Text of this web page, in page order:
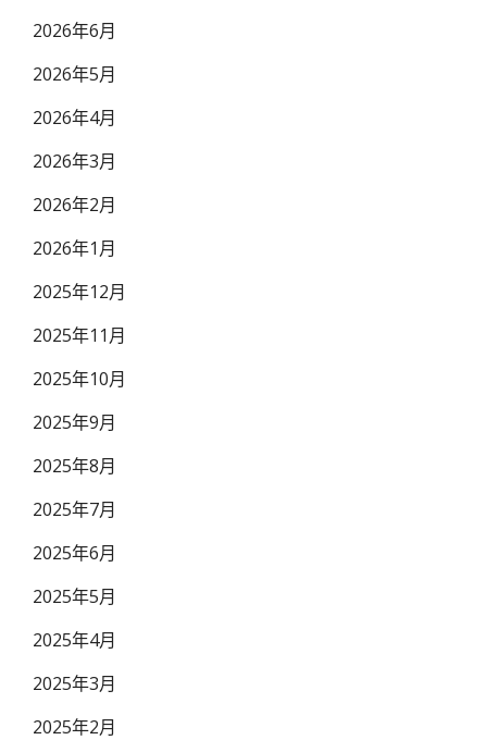
2026年6月
2026年5月
2026年4月
2026年3月
2026年2月
2026年1月
2025年12月
2025年11月
2025年10月
2025年9月
2025年8月
2025年7月
2025年6月
2025年5月
2025年4月
2025年3月
2025年2月